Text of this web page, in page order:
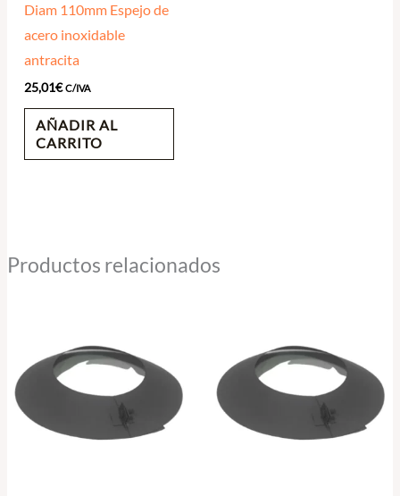
Diam 110mm Espejo de
acero inoxidable
antracita
25,01€ C/IVA
AÑADIR AL
CARRITO
Productos relacionados